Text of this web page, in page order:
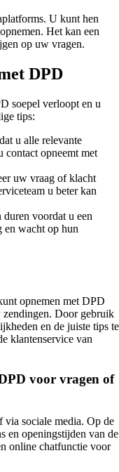
U kunt hen
Het kan een
op uw vragen.
DPD
soepel verloopt en u
tips:
u alle relevante
contact opneemt met
uw vraag of klacht
u beter kan
duren voordat u een
en wacht op hun
opnemen met DPD
zendingen. Door gebruik
en de juiste tips te
klantenservice van
voor vragen of
sociale media. Op de
en openingstijden van de
online chatfunctie voor